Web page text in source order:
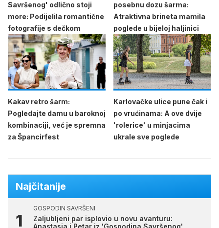
Savršenog' odlično stoji
more: Podijelila romantične
fotografije s dečkom
posebnu dozu šarma:
Atraktivna brineta mamila
poglede u bijeloj haljinici
Kakav retro šarm:
Pogledajte damu u baroknoj
kombinaciji, već je spremna
za Špancirfest
Karlovačke ulice pune čak i
po vrućinama: A ove dvije
'rolerice' u minjacima
ukrale sve poglede
Najčitanije
GOSPODIN SAVRŠENI
Zaljubljeni par isplovio u novu avanturu:
Anastasia i Petar iz 'Gospodina Savršenog'